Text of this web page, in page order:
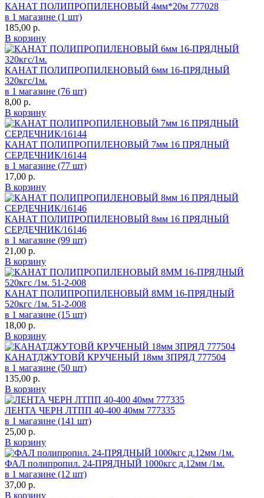
КАНАТ ПОЛИПРОПИЛЕНОВЫЙ 4мм*20м 777028
в 1 магазине (1 шт)
185,00 р.
В корзину
КАНАТ ПОЛИПРОПИЛЕНОВЫЙ 6мм 16-ПРЯДНЫЙ
320кгс/1м.
в 1 магазине (76 шт)
8,00 р.
В корзину
КАНАТ ПОЛИПРОПИЛЕНОВЫЙ 7мм 16 ПРЯДНЫЙ
СЕРДЕЧНИК/16144
в 1 магазине (77 шт)
17,00 р.
В корзину
КАНАТ ПОЛИПРОПИЛЕНОВЫЙ 8мм 16 ПРЯДНЫЙ
СЕРДЕЧНИК/16146
в 1 магазине (99 шт)
21,00 р.
В корзину
КАНАТ ПОЛИПРОПИЛЕНОВЫЙ 8ММ 16-ПРЯДНЫЙ
520кгс /1м. 51-2-008
в 1 магазине (15 шт)
18,00 р.
В корзину
КАНАТДЖУТОВЙ КРУЧЕНЫЙ 18мм ЗПРЯД 777504
в 1 магазине (50 шт)
135,00 р.
В корзину
ЛЕНТА ЧЕРН ЛТПП 40-400 40мм 777335
в 1 магазине (141 шт)
25,00 р.
В корзину
ФАЛ полипропил. 24-ПРЯДНЫЙ 1000кгс д.12мм /1м.
в 1 магазине (12 шт)
37,00 р.
В корзину